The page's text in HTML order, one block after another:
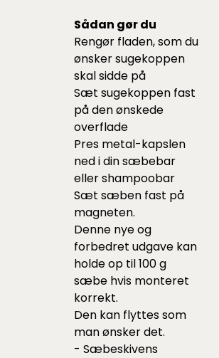
Sådan gør du
Rengør fladen, som du
ønsker sugekoppen
skal sidde på
Sæt sugekoppen fast
på den ønskede
overflade
Pres metal-kapslen
ned i din sæbebar
eller shampoobar
Sæt sæben fast på
magneten.
Denne nye og
forbedret udgave kan
holde op til 100 g
sæbe hvis monteret
korrekt.
Den kan flyttes som
man ønsker det.
- Sæbeskivens